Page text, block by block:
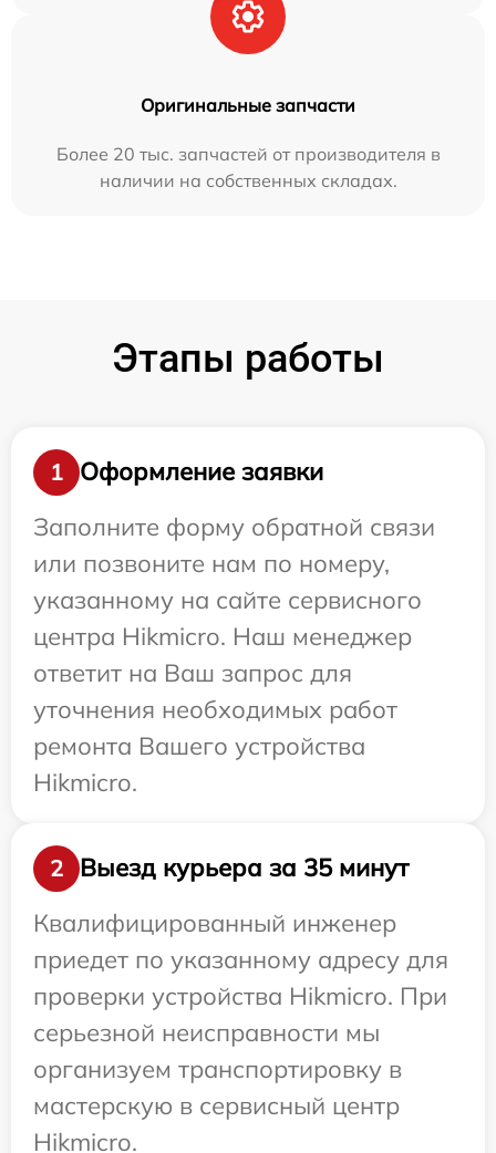
Оригинальные запчасти
Более 20 тыс. запчастей от производителя в
наличии на собственных складах.
Этапы работы
1
Оформление заявки
Заполните форму обратной связи
или позвоните нам по номеру,
указанному на сайте сервисного
центра Hikmicro. Наш менеджер
ответит на Ваш запрос для
уточнения необходимых работ
ремонта Вашего устройства
Hikmicro.
2
Выезд курьера за 35 минут
Квалифицированный инженер
приедет по указанному адресу для
проверки устройства Hikmicro. При
серьезной неисправности мы
организуем транспортировку в
мастерскую в сервисный центр
Hikmicro.